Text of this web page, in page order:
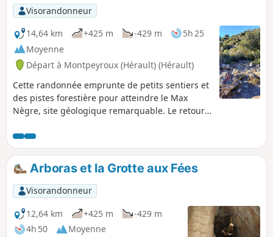
Visorandonneur
14,64 km
+425 m -429 m
5h 25
Moyenne
Départ à Montpeyroux (Hérault) (Hérault)
Cette randonnée emprunte de petits sentiers et
des pistes forestière pour atteindre le Max
Nègre, site géologique remarquable. Le retour
lequel s'ouvre la Grotte des Fées : une bonne
lampe torche permet d'en visiter l'entrée sur
une trentaine de mètres (stalactites et
draperies).Circuit à éviter en période de forte
chaleur.
Arboras et la Grotte aux Fées
Visorandonneur
12,64 km
+425 m
-429 m
4h 50
Moyenne